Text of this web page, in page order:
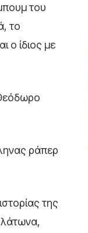
του
το
ο ίδιος με
ράπερ
της